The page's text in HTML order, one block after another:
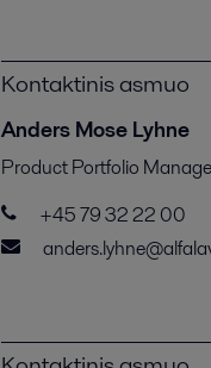
Kontaktinis asmuo
Anders Mose Lyhne
Product Portfolio
+45 79 32 22 00